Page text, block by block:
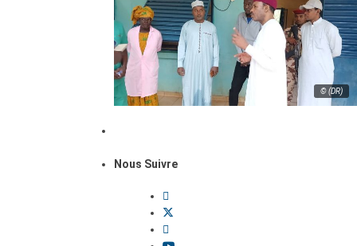
© (DR)
Nous Suivre